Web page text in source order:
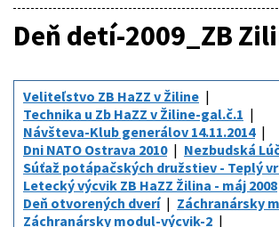
Deň detí-2009_ZB
Veliteľstvo ZB HaZZ v Žiline
Technika u Zb HaZZ v Žiline-gal.č.1
Návšteva-Klub generálov 14.11.2014
Dni NATO Ostrava 2010
Nezbudská
Súťaž potápačských družstiev - Teplý
Letecký výcvik ZB HaZZ Žilina - máj 2008
Deň otvorených dverí
Záchranársky
Záchranársky modul-výcvik-2